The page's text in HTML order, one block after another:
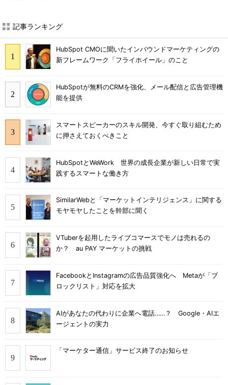
記事ランキング
HubSpot CMOに聞いたインバウンドマーケティングの
新フレームワーク「フライホイール」のこと
HubSpotが無料のCRMを強化、メール配信と広告管理機
能を提供
スマートスピーカーのスキル開発、今すぐ取り組むため
に押さえておくべきこと
HubSpotとWeWork 世界の成長企業が新しい日常で実
践するスマートな働き方
SimilarWebと「マーケットインテリジェンス」に関する
モヤモヤしたことを幹部に聞く
VTuberを起用したライブコマースでモノは売れるの
か？ au PAY マーケットの挑戦
FacebookとInstagramの広告品質強化へ Metaが「ブ
ロックリスト」対応を拡大
AIがあなたの代わりに企業へ電話……？ Google・AIエ
ージェントの実力
「マーケター通信」サービス終了のお知らせ